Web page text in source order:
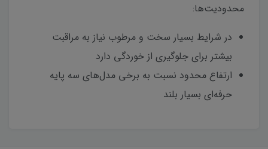
محدودیت‌ها:
در شرایط بسیار سخت و مرطوب نیاز به مراقبت
بیشتر برای جلوگیری از خوردگی دارد
ارتفاع محدود نسبت به برخی مدل‌های سه پایه
حرفه‌ای بسیار بلند